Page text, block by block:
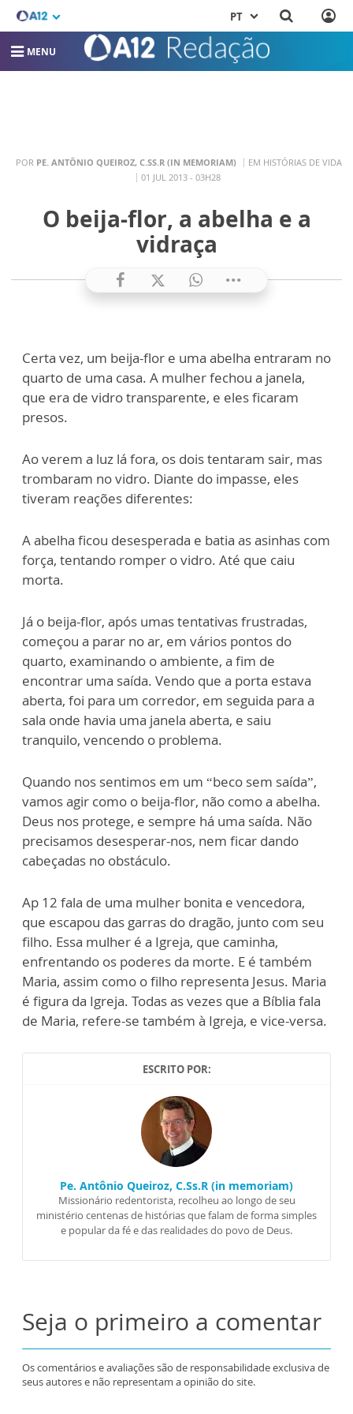
PT
MENU
POR PE. ANTÔNIO QUEIROZ, C.SS.R (IN MEMORIAM)
EM HISTÓRIAS DE VIDA
01 JUL 2013 - 03H28
O beija-flor, a abelha e a
vidraça
Certa vez, um beija-flor e uma abelha entraram no
quarto de uma casa. A mulher fechou a janela,
que era de vidro transparente, e eles ficaram
presos.
Ao verem a luz lá fora, os dois tentaram sair, mas
trombaram no vidro. Diante do impasse, eles
tiveram reações diferentes:
A abelha ficou desesperada e batia as asinhas com
força, tentando romper o vidro. Até que caiu
morta.
Já o beija-flor, após umas tentativas frustradas,
começou a parar no ar, em vários pontos do
quarto, examinando o ambiente, a fim de
encontrar uma saída. Vendo que a porta estava
aberta, foi para um corredor, em seguida para a
sala onde havia uma janela aberta, e saiu
tranquilo, vencendo o problema.
Quando nos sentimos em um “beco sem saída”,
vamos agir como o beija-flor, não como a abelha.
Deus nos protege, e sempre há uma saída. Não
precisamos desesperar-nos, nem ficar dando
cabeçadas no obstáculo.
Ap 12 fala de uma mulher bonita e vencedora,
que escapou das garras do dragão, junto com seu
filho. Essa mulher é a Igreja, que caminha,
enfrentando os poderes da morte. E é também
Maria, assim como o filho representa Jesus. Maria
é figura da Igreja. Todas as vezes que a Bíblia fala
de Maria, refere-se também à Igreja, e vice-versa.
ESCRITO POR:
Pe. Antônio Queiroz, C.Ss.R (in memoriam)
Missionário redentorista, recolheu ao longo de seu
ministério centenas de histórias que falam de forma simples
e popular da fé e das realidades do povo de Deus.
Seja o primeiro a comentar
Os comentários e avaliações são de responsabilidade exclusiva de
seus autores e não representam a opinião do site.